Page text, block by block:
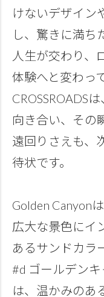
けないデザイン
し、驚きに満ち
人生が交わり、
体験へと変わっ
CROSSROADS
向き合い、その
遠回りさえも、
待状です。
Golden Canyon
広大な景色にイ
あるサンドカラ
#d ゴールデン
は、温かみのあ